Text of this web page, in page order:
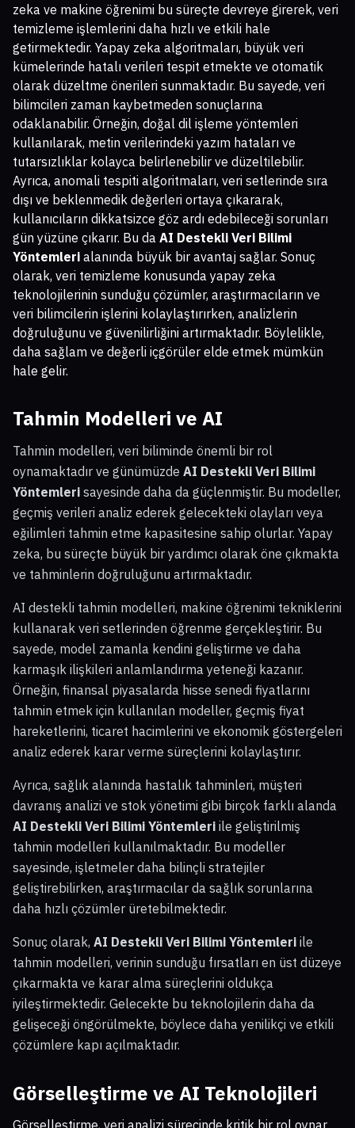
zeka ve makine öğrenimi bu süreçte devreye girerek, veri
temizleme işlemlerini daha hızlı ve etkili hale
getirmektedir. Yapay zeka algoritmaları, büyük veri
kümelerinde hatalı verileri tespit etmekte ve otomatik
olarak düzeltme önerileri sunmaktadır. Bu sayede, veri
bilimcileri zaman kaybetmeden sonuçlarına
odaklanabilir. Örneğin, doğal dil işleme yöntemleri
kullanılarak, metin verilerindeki yazım hataları ve
tutarsızlıklar kolayca belirlenebilir ve düzeltilebilir.
Ayrıca, anomali tespiti algoritmaları, veri setlerinde sıra
dışı ve beklenmedik değerleri ortaya çıkararak,
kullanıcıların dikkatsizce göz ardı edebileceği sorunları
gün yüzüne çıkarır. Bu da AI Destekli Veri Bilimi
Yöntemleri alanında büyük bir avantaj sağlar. Sonuç
olarak, veri temizleme konusunda yapay zeka
teknolojilerinin sunduğu çözümler, araştırmacıların ve
veri bilimcilerin işlerini kolaylaştırırken, analizlerin
doğruluğunu ve güvenilirliğini artırmaktadır. Böylelikle,
daha sağlam ve değerli içgörüler elde etmek mümkün
hale gelir.
Tahmin Modelleri ve AI
Tahmin modelleri, veri biliminde önemli bir rol
oynamaktadır ve günümüzde AI Destekli Veri Bilimi
Yöntemleri sayesinde daha da güçlenmiştir. Bu modeller,
geçmiş verileri analiz ederek gelecekteki olayları veya
eğilimleri tahmin etme kapasitesine sahip olurlar. Yapay
zeka, bu süreçte büyük bir yardımcı olarak öne çıkmakta
ve tahminlerin doğruluğunu artırmaktadır.
AI destekli tahmin modelleri, makine öğrenimi tekniklerini
kullanarak veri setlerinden öğrenme gerçekleştirir. Bu
sayede, model zamanla kendini geliştirme ve daha
karmaşık ilişkileri anlamlandırma yeteneği kazanır.
Örneğin, finansal piyasalarda hisse senedi fiyatlarını
tahmin etmek için kullanılan modeller, geçmiş fiyat
hareketlerini, ticaret hacimlerini ve ekonomik göstergeleri
analiz ederek karar verme süreçlerini kolaylaştırır.
Ayrıca, sağlık alanında hastalık tahminleri, müşteri
davranış analizi ve stok yönetimi gibi birçok farklı alanda
AI Destekli Veri Bilimi Yöntemleri ile geliştirilmiş
tahmin modelleri kullanılmaktadır. Bu modeller
sayesinde, işletmeler daha bilinçli stratejiler
geliştirebilirken, araştırmacılar da sağlık sorunlarına
daha hızlı çözümler üretebilmektedir.
Sonuç olarak, AI Destekli Veri Bilimi Yöntemleri ile
tahmin modelleri, verinin sunduğu fırsatları en üst düzeye
çıkarmakta ve karar alma süreçlerini oldukça
iyileştirmektedir. Gelecekte bu teknolojilerin daha da
gelişeceği öngörülmekte, böylece daha yenilikçi ve etkili
çözümlere kapı açılmaktadır.
Görselleştirme ve AI Teknolojileri
Görselleştirme, veri analizi sürecinde kritik bir rol oynar